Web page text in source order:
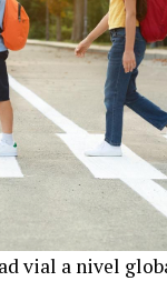
vial a nivel